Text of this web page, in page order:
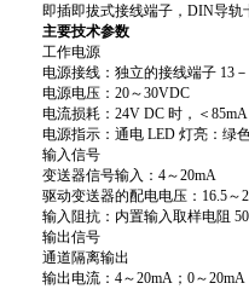
即插即拔式接线端子，DIN导轨
主要技术参数
工作电源
电源接线：独立的接线端子 13
电源电压：20～30VDC
电流损耗：24V DC 时，＜85mA
电源指示：通电 LED 灯亮：绿
输入信号
变送器信号输入：4～20mA
驱动变送器的配电电压：16.5～
输入阻抗：内置输入取样电阻
输出信号
通道隔离输出
输出电流：4～20mA；0～